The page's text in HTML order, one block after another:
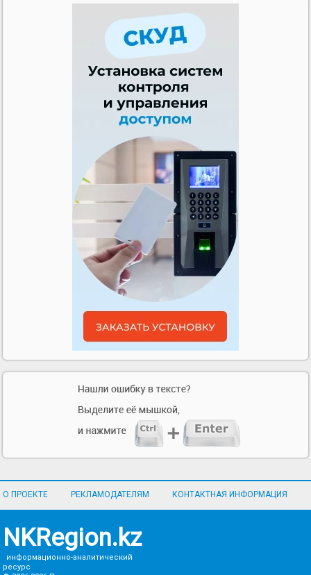
О ПРОЕКТЕ РЕКЛАМОДАТЕЛЯМ КОНТАКТНАЯ ИНФОРМАЦИЯ
NKRegion.kz
информационно-аналитический
ресурс